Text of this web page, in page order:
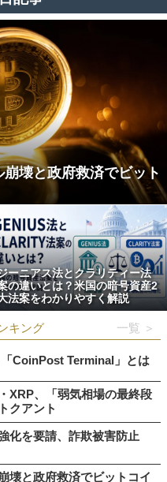
壊と政府救済でビット
ーニアス法とクラリティー法
の違いとは？米国の暗号資産2
法案をわかりやすく解説
キング 一覧 ＞
CoinPost Terminal」とは
XRP、「弱気相場の最終段
クアント
化を要請、詐欺被害防止
壊と政府救済でビットコイ